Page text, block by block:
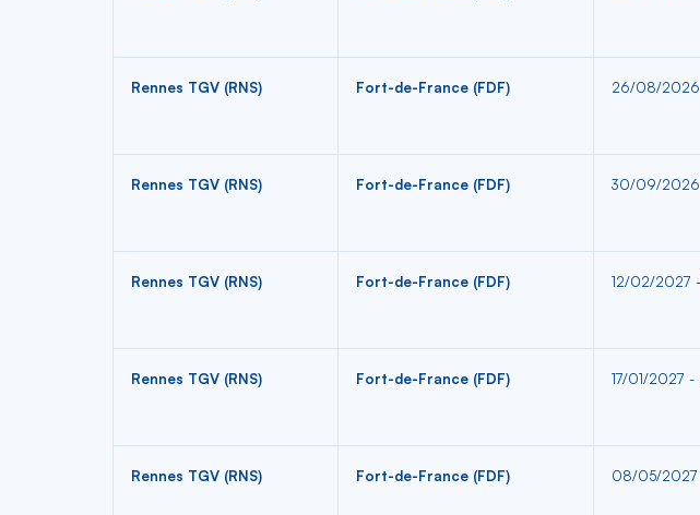
Rennes TGV (RNS) Fort-de-France (FDF) 26/08/
Rennes TGV (RNS) Fort-de-France (FDF) 30/09/
Rennes TGV (RNS) Fort-de-France (FDF) 12/02/2027
Rennes TGV (RNS) Fort-de-France (FDF) 17/01/2027
Rennes TGV (RNS) Fort-de-France (FDF) 08/05/2027